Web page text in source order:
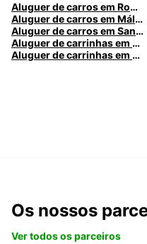
Aluguer de carros em Roma
Aluguer de carros em Málaga
Aluguer de carros em Santa Maria da Feira
Aluguer de carrinhas em Nice
Aluguer de carrinhas em Caldas da Rainha
Os nossos
Ver todos os parceiros